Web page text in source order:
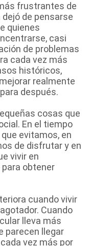
frustrantes de
de pensarse
quienes
casi
de problemas
cada vez más
históricos,
realmente
después.
cosas que
En el tiempo
evitamos, en
de disfrutar y en
vivir en
obtener
cuando vivir
Cuando
lleva más
parecen llegar
vez más por